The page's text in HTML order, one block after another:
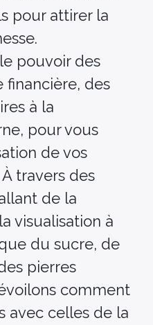
pour attirer la
pouvoir des
financière, des
à la
pour vous
de vos
travers des
de la
visualisation à
du sucre, de
pierres
comment
avec celles de la